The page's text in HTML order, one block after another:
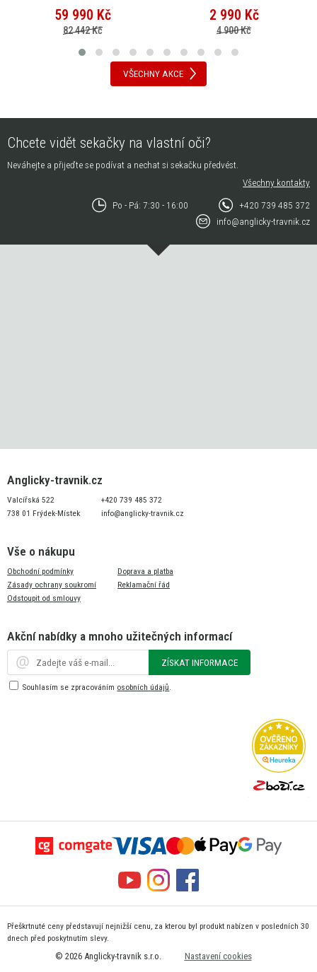
59 990 Kč
82 442 Kč
2 990 Kč
4 900 Kč
VŠECHNY AKCE
Chcete vidět sekačky na vlastní oči?
Neváhejte a přijeďte se podívat a nechat si sekačku předvést.
Všechny kontakty
Po - Pá: 7:30 - 16:00
+420 739 485 372
info@anglicky-travnik.cz
Anglicky-travnik.cz
Valcířská 522
738 01 Frýdek-Místek
+420 739 485 372
info@anglicky-travnik.cz
Vše o nákupu
Obchodní podmínky
Zásady ochrany soukromí
Odstoupit od smlouvy
Doprava a platba
Reklamační řád
Akční nabídky a mnoho užitečných informací
ZÍSKAT INFORMACE
Souhlasím se zpracováním osobních údajů.
Přeškrtnuté ceny představují nejnižší cenu, za kterou byl produkt nabízen v posledních 30
dnech před poskytnutím slevy.
© 2026 Anglicky-travnik s.r.o.
Nastavení cookies